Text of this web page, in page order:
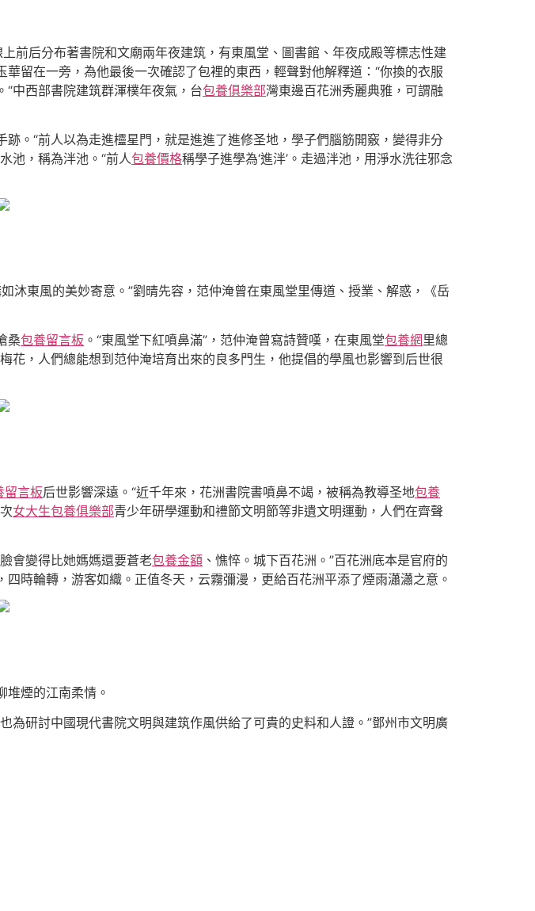
前后分布著書院和文廟兩年夜建筑，有東風堂、圖書館、年夜成殿等標志性建
留在一旁，為他最後一次確認了包裡的東西，輕聲對他解釋道：“你換的衣服
“中西部書院建筑群渾樸年夜氣，台包養俱樂部灣東邊百花洲秀麗典雅，可謂融
。“前人以為走進欞星門，就是進進了進修圣地，學子們腦筋開竅，變得非分
池，稱為泮池。“前人包養價格稱學子進學為‘進泮’。走過泮池，用淨水洗往邪念
沐東風的美妙寄意。”劉晴先容，范仲淹曾在東風堂里傳道、授業、解惑，《岳
桑包養留言板 。“東風堂下紅噴鼻滿”，范仲淹曾寫詩贊嘆，在東風堂包養網 里總
花，人們總能想到范仲淹培育出來的良多門生，他提倡的學風也影響到后世很
留言板后世影響深遠。“近千年來，花洲書院書噴鼻不竭，被稱為教導圣地包養
女大生包養俱樂部青少年研學運動和禮節文明節等非遺文明運動，人們在齊聲
會變得比她媽媽還要蒼老包養金額 、憔悴。城下百花洲。”百花洲底本是官府的
四時輪轉，游客如織。正值冬天，云霧彌漫，更給百花洲平添了煙雨瀟瀟之意。
堆煙的江南柔情。
為研討中國現代書院文明與建筑作風供給了可貴的史料和人證。”鄧州市文明廣